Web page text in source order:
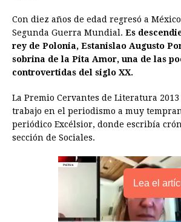
Con diez años de edad regresó a
Segunda Guerra Mundial. Es
rey de Polonia, Estanislao Augusto
sobrina de la Pita Amor, una de las
controvertidas del siglo XX.
La Premio Cervantes de Literatura
trabajo en el periodismo a muy
periódico Excélsior, donde escribía
sección de Sociales.
Lea el